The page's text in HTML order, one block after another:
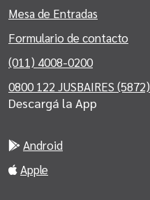
Mesa de Entradas
Formulario de contacto
(011) 4008-0200
0800 122 JUSBAIRES (5872)
Descargá la App
Android
Apple